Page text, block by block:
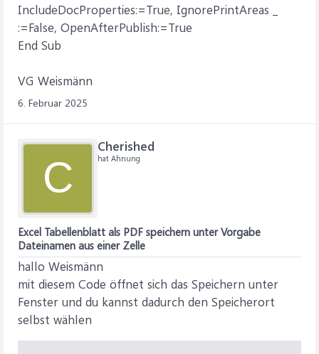
IncludeDocProperties:=True, IgnorePrintAreas _
:=False, OpenAfterPublish:=True
End Sub
VG Weismänn
6. Februar 2025
C
Cherished
hat Ahnung
Excel Tabellenblatt als PDF speichern unter Vorgabe
Dateinamen aus einer Zelle
hallo Weismänn
mit diesem Code öffnet sich das Speichern unter
Fenster und du kannst dadurch den Speicherort
selbst wählen